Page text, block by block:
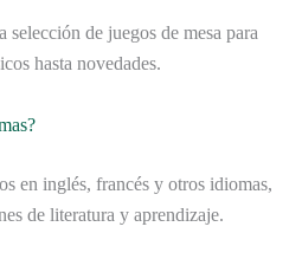
de juegos de mesa para
hasta novedades.
en inglés, francés y otros idiomas,
de literatura y aprendizaje.